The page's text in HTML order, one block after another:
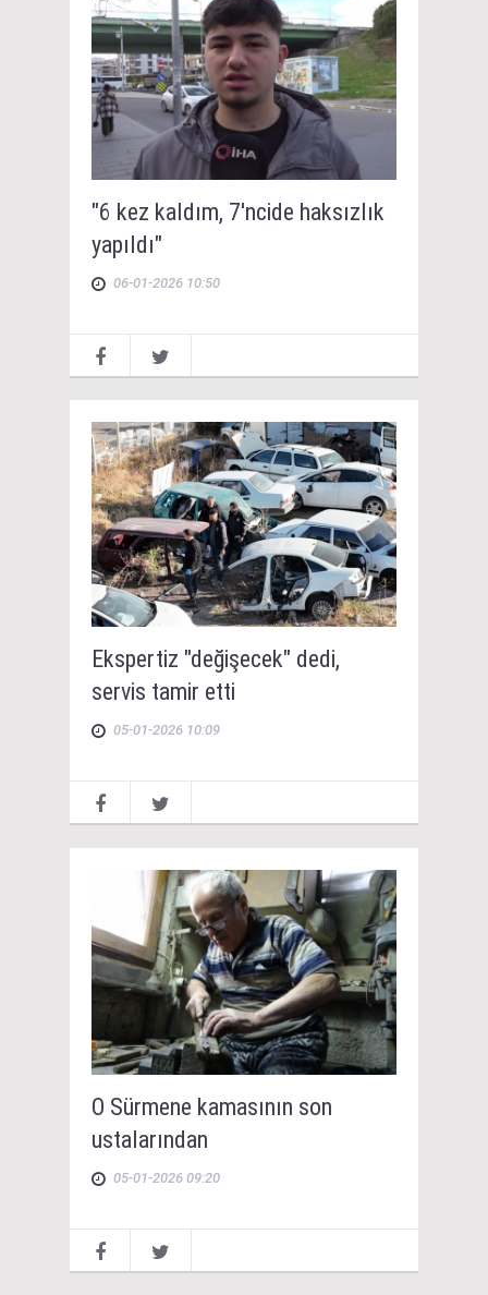
"6 kez kaldım, 7'ncide haksızlık
yapıldı"
06-01-2026 10:50
Ekspertiz "değişecek" dedi,
servis tamir etti
05-01-2026 10:09
O Sürmene kamasının son
ustalarından
05-01-2026 09:20